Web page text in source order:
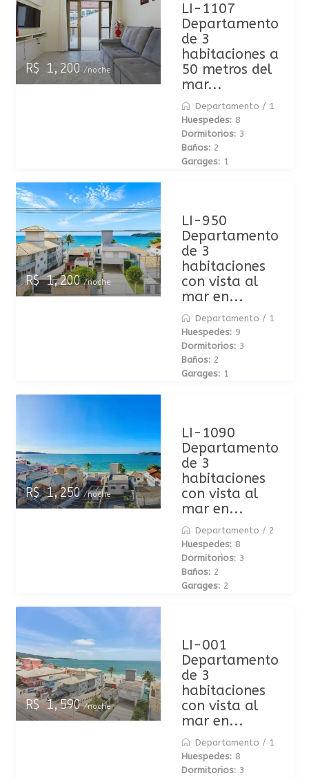
R$ 1,200/noche
LI-1107
Departamento
de 3
habitaciones a
50 metros del
mar...
Departamento / 1
Huespedes: 8
Dormitorios: 3
Baños: 2
Garages: 1
R$ 1,200/noche
LI-950
Departamento
de 3
habitaciones
con vista al
mar en...
Departamento / 1
Huespedes: 9
Dormitorios: 3
Baños: 2
Garages: 1
R$ 1,250/noche
LI-1090
Departamento
de 3
habitaciones
con vista al
mar en...
Departamento / 2
Huespedes: 8
Dormitorios: 3
Baños: 2
Garages: 2
R$ 1,590/noche
LI-001
Departamento
de 3
habitaciones
con vista al
mar en...
Departamento / 1
Huespedes: 8
Dormitorios: 3